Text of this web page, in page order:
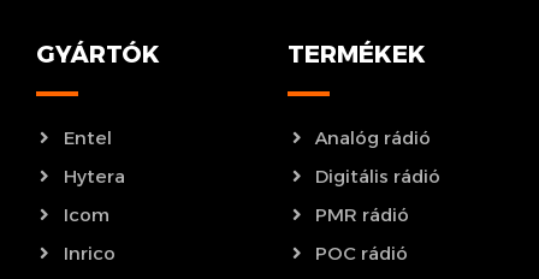
GYÁRTÓK
Entel
Hytera
Icom
Inrico
TERMÉKEK
Analóg rádió
Digitális rádió
PMR rádió
POC rádió